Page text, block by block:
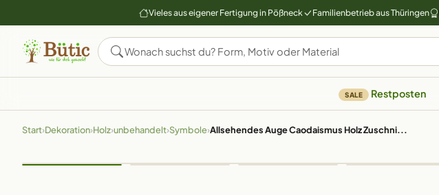
Vieles aus eigener Fertigung in Pößneck Familienbetrieb aus Thüringen
SALE Restposten
Start›Dekoration›Holz›unbehandelt›Symbole›Allsehendes Auge Caodaismus Holz Zuschni...